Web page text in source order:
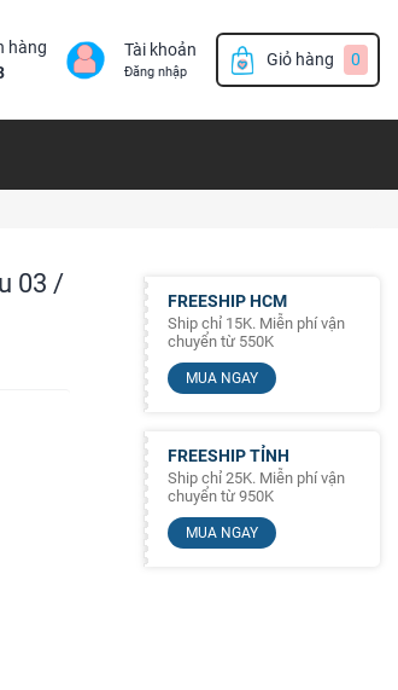
hàng
Tài khoản
Đăng nhập
Giỏ hàng 0
03 /
FREESHIP HCM
Ship chỉ 15K. Miễn phí vận
chuyển từ 550K
MUA NGAY
FREESHIP TỈNH
Ship chỉ 25K. Miễn phí vận
chuyển từ 950K
MUA NGAY